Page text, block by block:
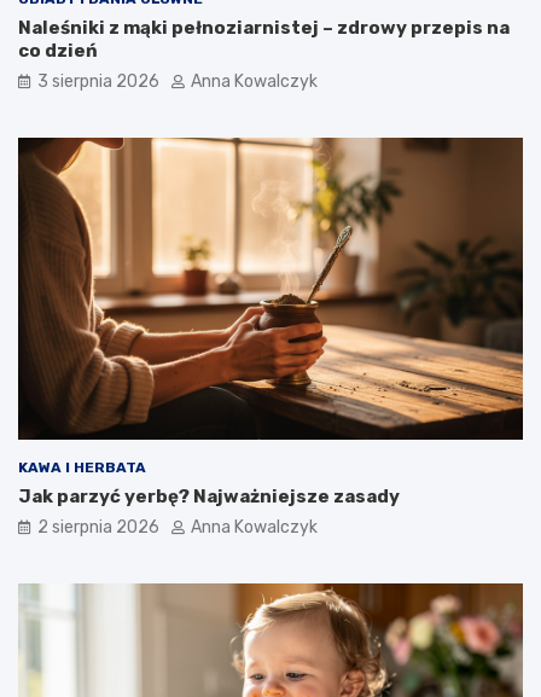
Naleśniki z mąki pełnoziarnistej – zdrowy przepis na
co dzień
3 sierpnia 2026 Anna Kowalczyk
KAWA I HERBATA
Jak parzyć yerbę? Najważniejsze zasady
2 sierpnia 2026 Anna Kowalczyk